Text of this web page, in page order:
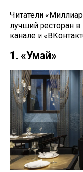
Читатели
лучший ресторан в
канале и
1. «Умай»